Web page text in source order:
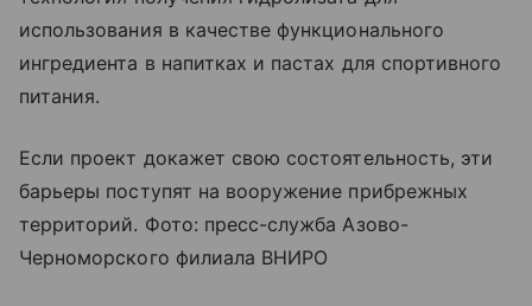
использования в качестве функционального
ингредиента в напитках и пастах для спортивного
питания.
Если проект докажет свою состоятельность, эти
барьеры поступят на вооружение прибрежных
территорий. Фото: пресс-служба Азово-
Черноморского филиала ВНИРО